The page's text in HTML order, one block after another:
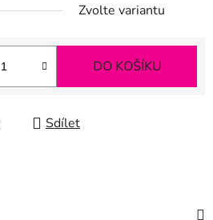
Zvolte variantu
DO KOŠÍKU
Sdílet